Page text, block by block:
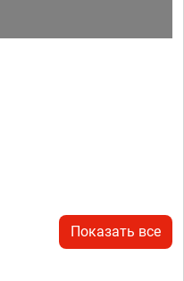
Показать все